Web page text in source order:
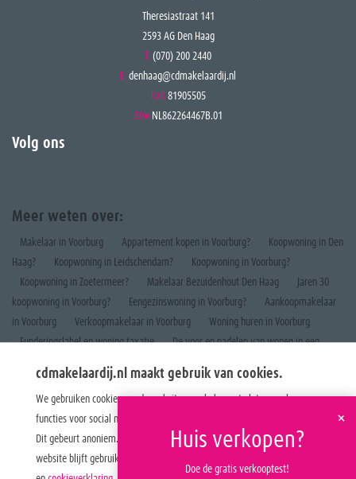
cdmakelaardij.nl maakt gebruik van cookies.
We gebruiken cookies om de website naar behoren te laten werken, om
functies voor social media te bieden en om onze website te analyseren.
Dit gebeurt anoniem. U gaat akkoord met onze cookies als u onze
website blijft gebruiken. Op onze website vindt u ook ons
Theresiastraat 141
2593 AG Den Haag
T. (070) 200 2440
E. denhaag@cdmakelaardij.nl
KvK 81905505
Btw NL862264467B.01
Volg ons
Meer weten over:
Makelaar in Voorburg Appartement kopen in Voorburg?
Koopwoning in Den
Haag?
Koopwoning in Leidschendam?
Koopwoning in Voorburg?
Koopwoning in Zoetermeer?
Makelaar Bezuidenhout Den Haag
Jaren 30
koopwoning in Voorburg?
Eengezinswoning in Voorburg?
Aankoopmakelaar
in Voorburg
Verkoopmakelaar in Voorburg
Woning huren in Voorburg
Funderingslabel en woning taxatie
De voor en nadelen van wonen in een
+
Huis verkopen?
Doe de gratis verkooptest!